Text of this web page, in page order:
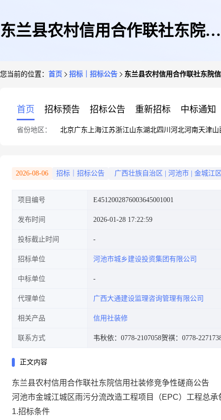
东兰县农村信用合作联社东院信
您当前的位置： 首页 招标｜招标公告 东兰县农村信用合作联社东院
首页 招标预告 招标公告 重新招标 中标通知
省份地区： 北京广东 上海江苏浙江山东湖北四川 河北河南天津山
2026-08-06 招标｜招标公告 广西壮族自治区 河池市 金城江
项目编号 E4512002876003645001001
发布时间 2026-01-28 17:22:59
投标截止时间
招标单位 河池市城乡建设投资集团有限公司
中标单位
代理单位 广西大通建设监理咨询管理有限公司
相关产品 信用社装修
联系方式 韦秋依：0778-2107058贺祺：0778-
正文内容
东兰县农村信用合作联社东院信用社装修竞争性磋商公告
河池市金城江城区雨污分流改造工程项目（EPC）工程总承
1.招标条件